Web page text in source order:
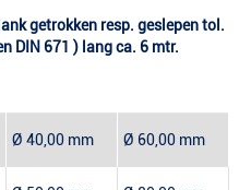
getrokken resp. geslepen tol.
DIN 671 ) lang ca. 6 mtr.
Ø 40,00 mm Ø 60,00 mm